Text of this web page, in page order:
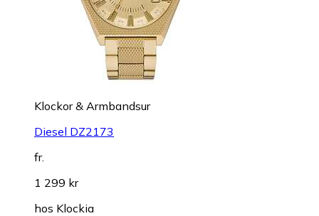
Klockor & Armbandsur
Diesel DZ2173
fr.
1 299 kr
hos Klockia